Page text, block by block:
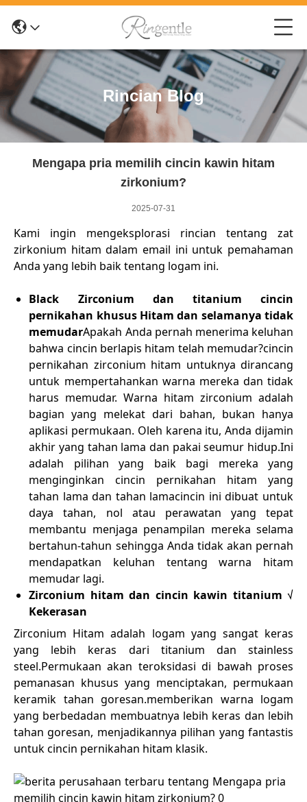
Rincian Blog
Mengapa pria memilih cincin kawin hitam
zirkonium?
2025-07-31
Kami ingin mengeksplorasi rincian tentang zat
zirkonium hitam dalam email ini untuk pemahaman
Anda yang lebih baik tentang logam ini.
Black Zirconium dan titanium cincin
pernikahan khusus Hitam dan selamanya tidak
memudarApakah Anda pernah menerima keluhan
bahwa cincin berlapis hitam telah memudar?cincin
pernikahan zirconium hitam untuknya dirancang
untuk mempertahankan warna mereka dan tidak
harus memudar. Warna hitam zirconium adalah
bagian yang melekat dari bahan, bukan hanya
aplikasi permukaan. Oleh karena itu, Anda dijamin
akhir yang tahan lama dan pakai seumur hidup.Ini
adalah pilihan yang baik bagi mereka yang
menginginkan cincin pernikahan hitam yang
tahan lama dan tahan lamacincin ini dibuat untuk
daya tahan, nol atau perawatan yang tepat
membantu menjaga penampilan mereka selama
bertahun-tahun sehingga Anda tidak akan pernah
mendapatkan keluhan tentang warna hitam
memudar lagi.
Zirconium hitam dan cincin kawin titanium √
Kekerasan
Zirconium Hitam adalah logam yang sangat keras
yang lebih keras dari titanium dan stainless
steel.Permukaan akan teroksidasi di bawah proses
pemanasan khusus yang menciptakan, permukaan
keramik tahan goresan.memberikan warna logam
yang berbedadan membuatnya lebih keras dan lebih
tahan goresan, menjadikannya pilihan yang fantastis
untuk cincin pernikahan hitam klasik.